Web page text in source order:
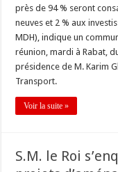
près de 94 % seront
neuves et 2 % aux
MDH), indique un
réunion, mardi à Rabat,
présidence de M. Karim
Transport.
Voir la suite »
S.M. le Roi